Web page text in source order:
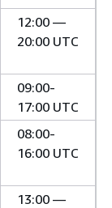
12:00 —
20:00 UTC
09:00-
17:00 UTC
08:00-
16:00 UTC
13:00 —